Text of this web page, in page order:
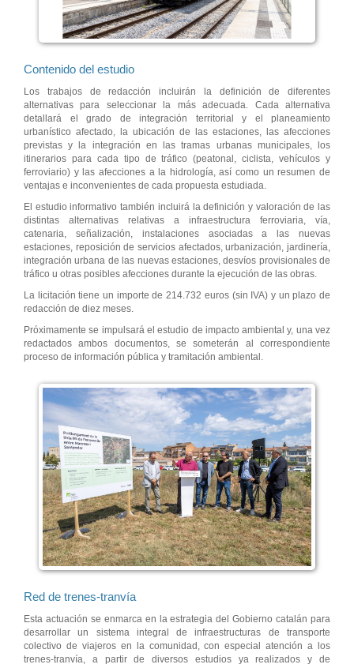
Contenido del estudio
Los trabajos de redacción incluirán la definición de diferentes
alternativas para seleccionar la más adecuada. Cada alternativa
detallará el grado de integración territorial y el planeamiento
urbanístico afectado, la ubicación de las estaciones, las afecciones
previstas y la integración en las tramas urbanas municipales, los
itinerarios para cada tipo de tráfico (peatonal, ciclista, vehículos y
ferroviario) y las afecciones a la hidrología, así como un resumen de
ventajas e inconvenientes de cada propuesta estudiada.
El estudio informativo también incluirá la definición y valoración de las
distintas alternativas relativas a infraestructura ferroviaria, vía,
catenaria, señalización, instalaciones asociadas a las nuevas
estaciones, reposición de servicios afectados, urbanización, jardinería,
integración urbana de las nuevas estaciones, desvíos provisionales de
tráfico u otras posibles afecciones durante la ejecución de las obras.
La licitación tiene un importe de 214.732 euros (sin IVA) y un plazo de
redacción de diez meses.
Próximamente se impulsará el estudio de impacto ambiental y, una vez
redactados ambos documentos, se someterán al correspondiente
proceso de información pública y tramitación ambiental.
Red de trenes-tranvía
Esta actuación se enmarca en la estrategia del Gobierno catalán para
desarrollar un sistema integral de infraestructuras de transporte
colectivo de viajeros en la comunidad, con especial atención a los
trenes-tranvía, a partir de diversos estudios ya realizados y de